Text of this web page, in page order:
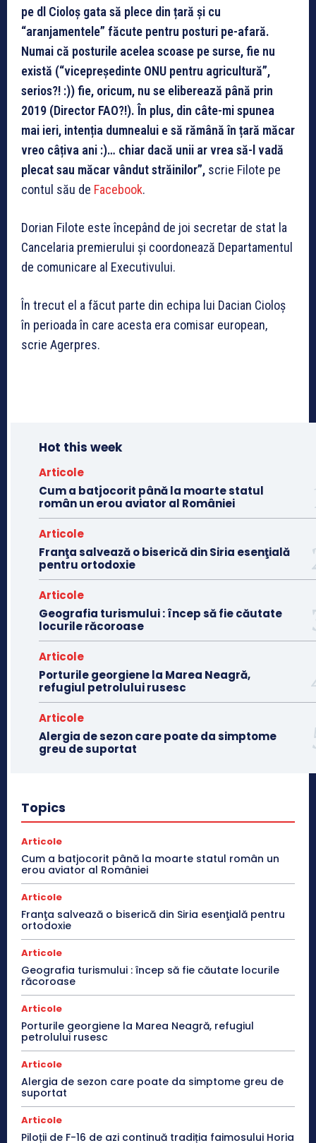
pe dl Cioloș gata să plece din țară și cu
“aranjamentele” făcute pentru posturi pe-afară.
Numai că posturile acelea scoase pe surse, fie nu
există (“vicepreședinte ONU pentru agricultură”,
serios?! :)) fie, oricum, nu se eliberează până prin
2019 (Director FAO?!). În plus, din câte-mi spunea
mai ieri, intenția dumnealui e să rămână în țară măcar
vreo câțiva ani :)… chiar dacă unii ar vrea să-l vadă
plecat sau măcar vândut străinilor”, scrie Filote pe
contul său de Facebook.
Dorian Filote este începând de joi secretar de stat la
Cancelaria premierului și coordonează Departamentul
de comunicare al Executivului.
În trecut el a făcut parte din echipa lui Dacian Cioloș
în perioada în care acesta era comisar european,
scrie Agerpres.
Hot this week
Articole
Cum a batjocorit până la moarte statul
român un erou aviator al României
Articole
Franţa salvează o biserică din Siria esenţială
pentru ortodoxie
Articole
Geografia turismului : încep să fie căutate
locurile răcoroase
Articole
Porturile georgiene la Marea Neagră,
refugiul petrolului rusesc
Articole
Alergia de sezon care poate da simptome
greu de suportat
Topics
Articole
Cum a batjocorit până la moarte statul român un
erou aviator al României
Articole
Franţa salvează o biserică din Siria esenţială pentru
ortodoxie
Articole
Geografia turismului : încep să fie căutate locurile
răcoroase
Articole
Porturile georgiene la Marea Neagră, refugiul
petrolului rusesc
Articole
Alergia de sezon care poate da simptome greu de
suportat
Articole
Piloții de F-16 de azi continuă tradiția faimosului Horia